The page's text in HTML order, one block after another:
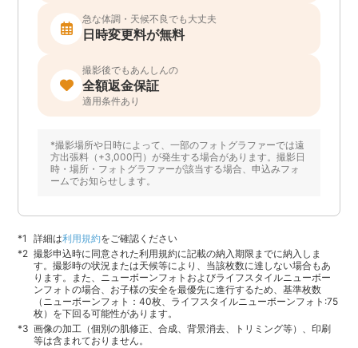
急な体調・天候不良でも大丈夫
日時変更料が無料
撮影後でもあんしんの
全額返金保証
適用条件あり
*撮影場所や日時によって、一部のフォトグラファーでは遠
方出張料（+3,000円）が発生する場合があります。撮影日
時・場所・フォトグラファーが該当する場合、申込みフォ
ームでお知らせします。
詳細は利用規約をご確認ください
撮影申込時に同意された利用規約に記載の納入期限までに納入しま
す。撮影時の状況または天候等により、当該枚数に達しない場合もあ
ります。また、ニューボーンフォトおよびライフスタイルニューボー
ンフォトの場合、お子様の安全を最優先に進行するため、基準枚数
（ニューボーンフォト：40枚、ライフスタイルニューボーンフォト:75
枚）を下回る可能性があります。
画像の加工（個別の肌修正、合成、背景消去、トリミング等）、印刷
等は含まれておりません。